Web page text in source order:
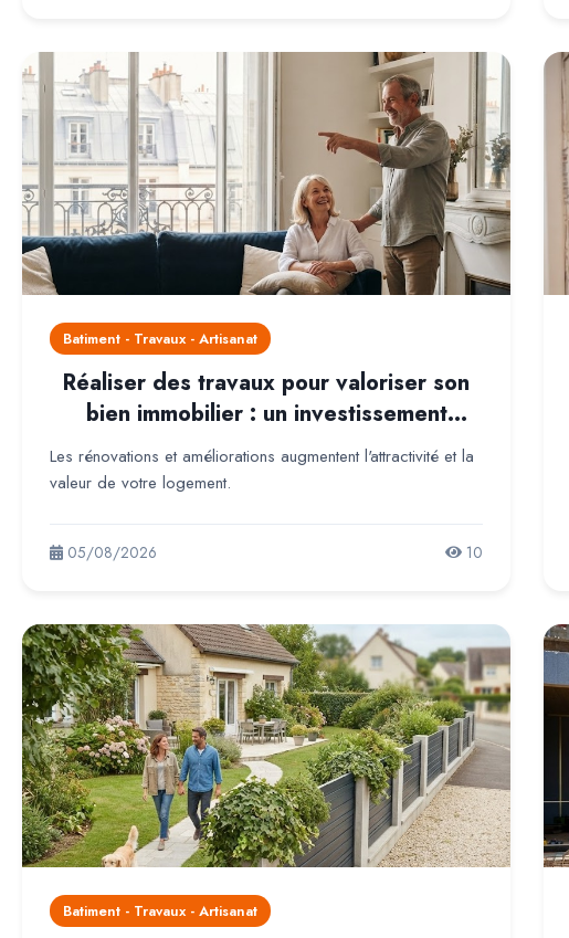
Batiment - Travaux - Artisanat
Réaliser des travaux pour valoriser son
bien immobilier : un investissement
rentable pour l'avenir
Les rénovations et améliorations augmentent l'attractivité et la
valeur de votre logement.
05/08/2026 10
Batiment - Travaux - Artisanat